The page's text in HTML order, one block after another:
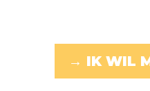
→ IK WIL